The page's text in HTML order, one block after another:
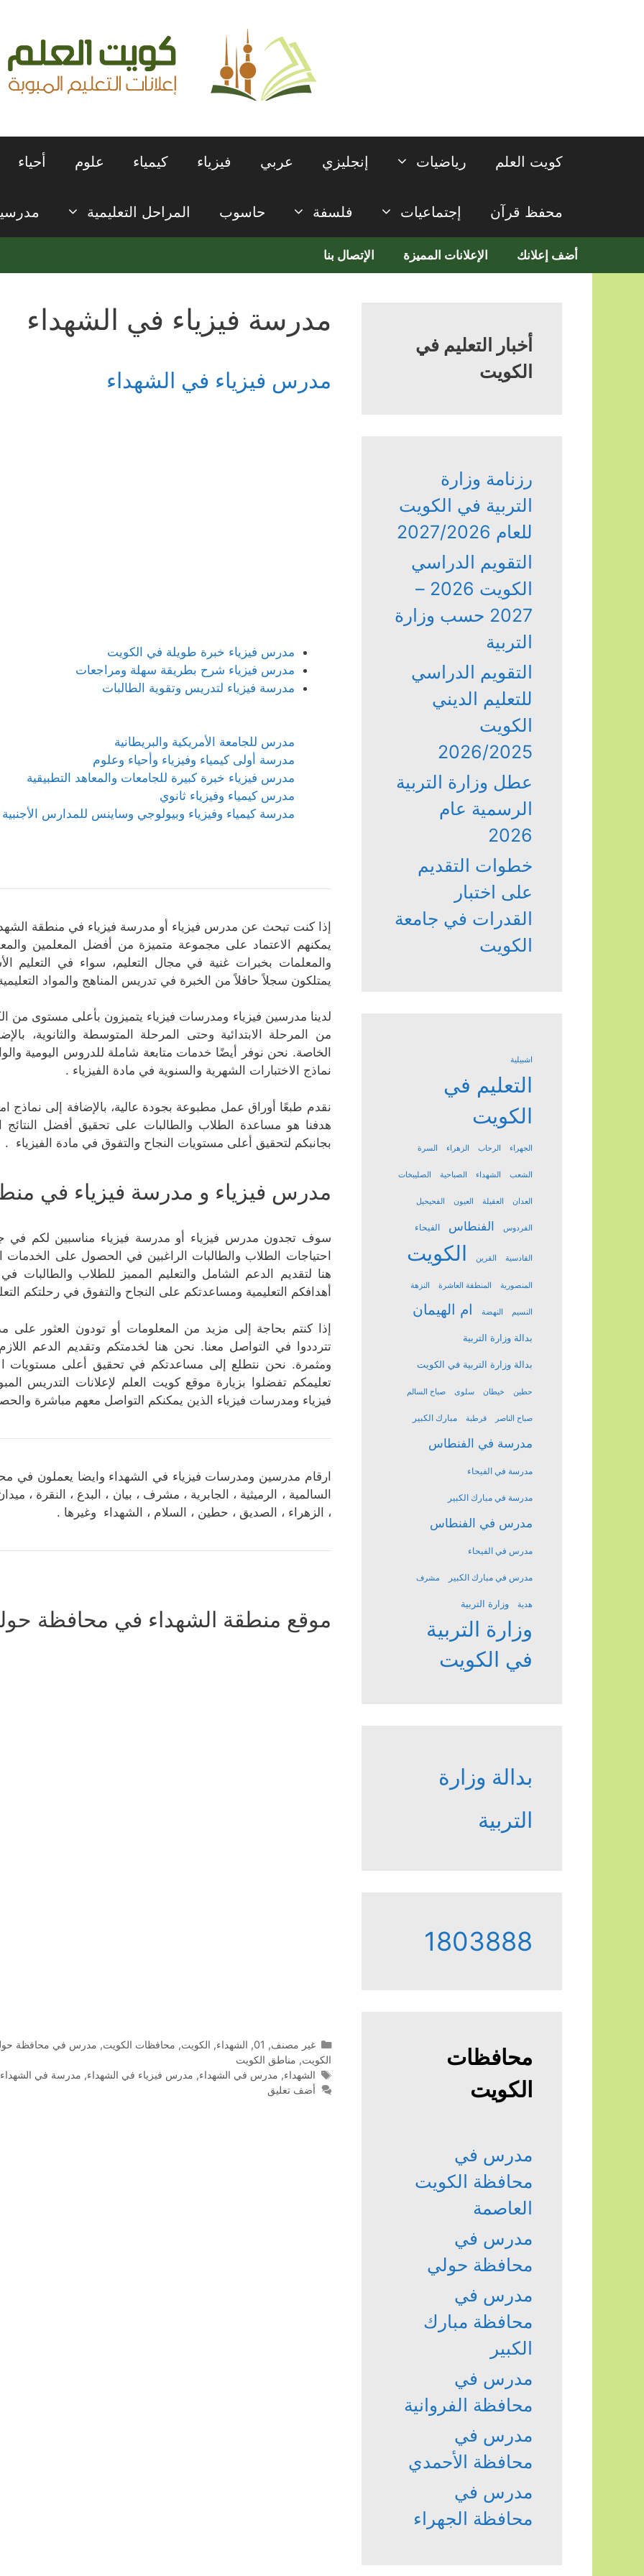
كويت العلم رياضيات إنجليزي عربي فيزياء كيمياء علوم أحياء
محفظ قرآن إجتماعيات فلسفة حاسوب المراحل التعليمية
أضف إعلانك الإعلانات المميزة الإتصال بنا
مدرسة فيزياء في الشهداء
مدرس فيزياء في الشهداء
مدرس فيزياء خبرة طويلة في الكويت
مدرس فيزياء شرح بطريقة سهلة ومراجعات
مدرسة فيزياء لتدريس وتقوية الطالبات
مدرس للجامعة الأمريكية والبريطانية
مدرسة أولى كيمياء وفيزياء وأحياء وعلوم
مدرس فيزياء خبرة كبيرة للجامعات والمعاهد التطبيقية
مدرس كيمياء وفيزياء ثانوي
مدرسة كيمياء وفيزياء وبيولوجي وساينس للمدارس
إذا كنت تبحث عن مدرس فيزياء أو مدرسة فيزياء في منطقة
يمكنهم الاعتماد على مجموعة متميزة من أفضل المعلمين
والمعلمات بخبرات غنية في مجال التعليم، سواء في التعليم
يمتلكون سجلاً حافلاً من الخبرة في تدريس المناهج والمواد
لدينا مدرسين فيزياء ومدرسات فيزياء يتميزون بأعلى مستوى من
من المرحلة الابتدائية وحتى المرحلة المتوسطة والثانوية،
الخاصة. نحن نوفر أيضًا خدمات متابعة شاملة للدروس اليومية
نماذج الاختبارات الشهرية والسنوية في مادة الفيزياء .
نقدم طبعًا أوراق عمل مطبوعة بجودة عالية، بالإضافة إلى نماذج
هدفنا هو مساعدة الطلاب والطالبات على تحقيق أفضل النتائج
بجانبكم لتحقيق أعلى مستويات النجاح والتفوق في مادة الفيزياء .
مدرس فيزياء و مدرسة فيزياء في
سوف تجدون مدرس فيزياء أو مدرسة فيزياء مناسبين لكم في
احتياجات الطلاب والطالبات الراغبين في الحصول على الخدمات
هنا لتقديم الدعم الشامل والتعليم المميز للطلاب والطالبات
أهدافكم التعليمية ومساعدتكم على النجاح والتفوق في رحلتكم
إذا كنتم بحاجة إلى مزيد من المعلومات أو تودون العثور على
تترددوا في التواصل معنا. نحن هنا لخدمتكم وتقديم الدعم
ومثمرة. نحن نتطلع إلى مساعدتكم في تحقيق أعلى مستويات
تعليمكم تفضلوا بزيارة موقع كويت العلم لإعلانات التدريس
فيزياء ومدرسات فيزياء الذين يمكنكم التواصل معهم مباشرة
ارقام مدرسين ومدرسات فيزياء في الشهداء وايضا يعملون في
السالمية ، الرميثية ، الجابرية ، مشرف ، بيان ، البدع ، النقرة ،
، الزهراء ، الصديق ، حطين ، السلام ، الشهداء وغيرها .
موقع منطقة الشهداء في محافظة
التصنيفات
غير مصنف,
01
, الشهداء, الكويت, محافظات الكويت, مدرس في محافظة
الكويت, مناطق الكويت
الوسوم
الشهداء, مدرس في الشهداء, مدرس فيزياء في الشهداء, مدرسة في الشهداء
أضف تعليق
أخبار التعليم في
الكويت
رزنامة وزارة
التربية في الكويت
للعام 2027/2026
التقويم الدراسي
الكويت 2026 –
2027 حسب وزارة
التربية
التقويم الدراسي
للتعليم الديني
الكويت
2026/2025
عطل وزارة التربية
الرسمية عام
2026
خطوات التقديم
على اختبار
القدرات في جامعة
الكويت
اشبيلية
التعليم في
الكويت
الجهراء الرحاب الزهراء السرة
الشعب الشهداء الصباحية الصليبخات
العدان العقيلة العيون الفحيحيل
الفردوس الفنطاس الفيحاء
القادسية القرين الكويت
المنصورية المنطقة العاشرة النزهة
النسيم النهضة ام الهيمان
بدالة وزارة التربية
بدالة وزارة التربية في الكويت
حطين خيطان سلوى صباح السالم
صباح الناصر قرطبة مبارك الكبير
مدرسة في الفنطاس
مدرسة في الفيحاء
مدرسة في مبارك الكبير
مدرس في الفنطاس
مدرس في الفيحاء
مدرس في مبارك الكبير مشرف
هدية وزارة التربية
وزارة التربية
في الكويت
بدالة وزارة
التربية
1803888
محافظات
الكويت
مدرس في
محافظة الكويت
العاصمة
مدرس في
محافظة حولي
مدرس في
محافظة مبارك
الكبير
مدرس في
محافظة الفروانية
مدرس في
محافظة الأحمدي
مدرس في
محافظة الجهراء